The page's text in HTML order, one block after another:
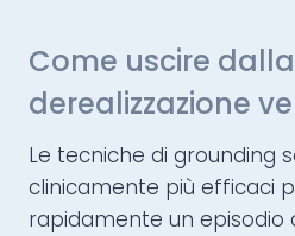
Come uscire dalla
derealizzazione
Le tecniche di grounding
clinicamente più efficaci
rapidamente un episodio